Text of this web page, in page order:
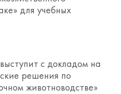
для учебных
с докладом на
решения по
животноводстве»